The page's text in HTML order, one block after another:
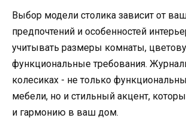
Выбор модели столика зависит от
предпочтений и особенностей
учитывать размеры комнаты,
функциональные требования.
колесиках - не только
мебели, но и стильный акцент,
и гармонию в ваш дом.